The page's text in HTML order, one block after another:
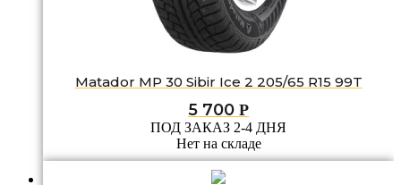
Matador MP 30 Sibir Ice 2 205/65 R15 99T
5 700 Р
ПОД ЗАКАЗ 2-4 ДНЯ
Нет на складе